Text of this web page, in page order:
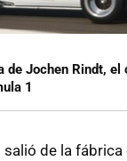
de Jochen Rindt, el
1
de la